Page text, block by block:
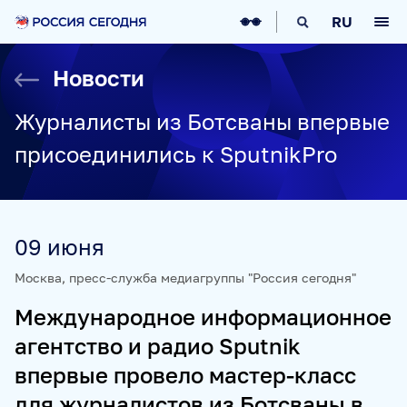
О НАС
О МЕДИАГРУППЕ
СОЦИАЛЬНАЯ ОТВЕТСТВЕННОСТЬ
РУКОВОДСТВО
КАРЬЕРА
СТАЖИРОВКА
IT-ВОЗМОЖНОСТИ
НОВОСТИ
КОНТАКТЫ
НАШИ СМИ
УКРАИНА.РУ
СОЦИАЛЬНЫЙ НАВИГАТОР
ARCTIC.RU
ПРОЕКТЫ
SPUTNIKPRO
КОНКУРС ИМЕНИ СТЕНИНА
ФЕСТИВАЛЬ KOKTEBEL JAZZ PARTY
RU
Новости
Журналисты из Ботсваны впервые
присоединились к SputnikPro
09 июня
Москва, пресс-служба медиагруппы "Россия сегодня"
Международное информационное
агентство и радио Sputnik
впервые провело мастер-класс